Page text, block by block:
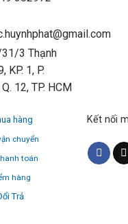
3 Thạnh
KP. 1, P.
12, TP. HCM
hàng
chuyển
toán
hàng
Trả
Kết nối